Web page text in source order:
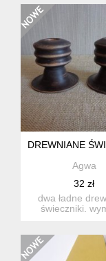
DREWNIANE
Agwa
32 zł
dwa ładne
świeczniki.